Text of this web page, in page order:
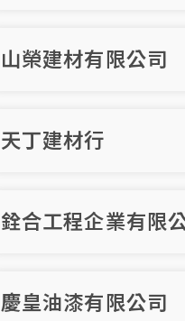
山榮建材有限公司
天丁建材行
銓合工程企業有限
慶皇油漆有限公司